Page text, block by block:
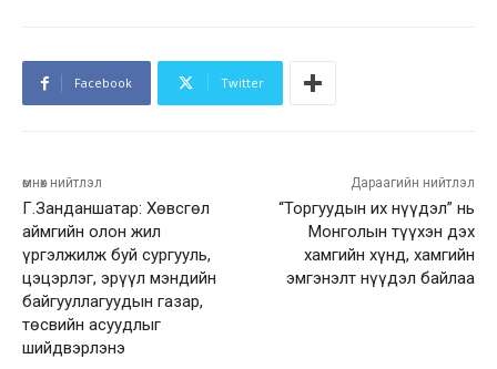
Facebook Twitter
өмнөх нийтлэл
Г.Занданшатар: Хөвсгөл
аймгийн олон жил
үргэлжилж буй сургууль,
цэцэрлэг, эрүүл мэндийн
байгууллагуудын газар,
төсвийн асуудлыг
шийдвэрлэнэ
Дараагийн нийтлэл
“Торгуудын их нүүдэл” нь
Монголын түүхэн дэх
хамгийн хүнд, хамгийн
эмгэнэлт нүүдэл байлаа